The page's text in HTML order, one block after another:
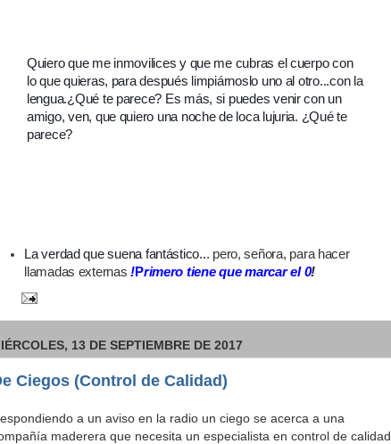
Quiero que me inmovilices y que me cubras el cuerpo con
lo que quieras, para después limpiárnoslo uno al otro...con la
lengua.¿Qué te parece? Es más, si puedes venir con un
amigo, ven, que quiero una noche de loca lujuria. ¿Qué te
parece?
La verdad que suena fantástico... pero, señora, para hacer
llamadas externas !Primero tiene que marcar el 0!
13 DE SEPTIEMBRE DE 2017
Ciegos (Control de Calidad)
a un aviso en la radio un ciego se acerca a una
maderera que necesita un especialista en control de calidad